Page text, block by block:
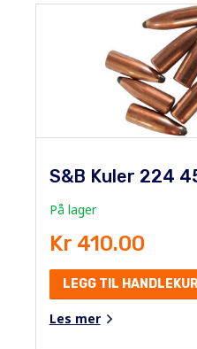
S&B Kuler 224
På lager
Kr 410.00
LEGG TIL
Les mer